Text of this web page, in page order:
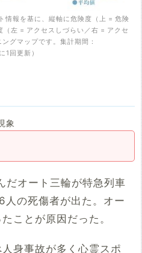
情報を基に、縦軸に危険度（上 = 危険
左 = アクセスしづらい／右 = アクセ
グマップです。集計期間：
回更新）
象
だオート三輪が特急列車
の死傷者が出た。オー
ことが原因だった。
身事故が多く心霊スポ